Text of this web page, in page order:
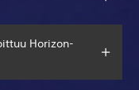
Horizon-